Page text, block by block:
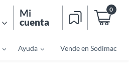
Mi
cuenta
0
Ayuda Vende en Sodimac